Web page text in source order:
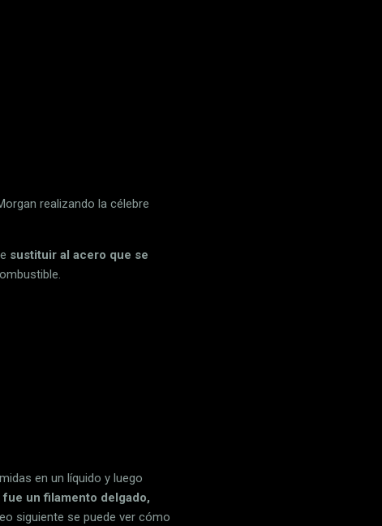
realizando la célebre
sustituir al acero que se
en un líquido y luego
un filamento delgado,
siguiente se puede ver cómo